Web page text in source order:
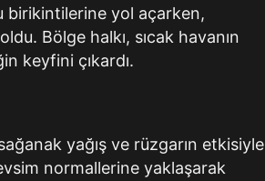
birikintilerine yol açarken,
Bölge halkı, sıcak havanın
keyfini çıkardı.
yağış ve rüzgarın etkisiyle
normallerine yaklaşarak